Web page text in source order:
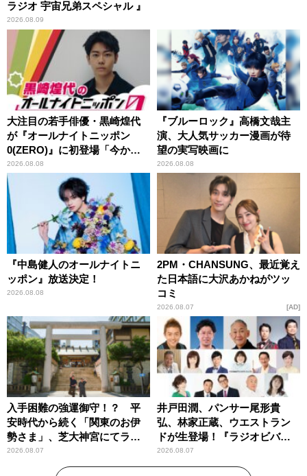
ラジオ 宇宙兄弟スペシャル 』
2026.08.09
大注目の若手俳優・黒崎煌代
が『オールナイトニッポン
0(ZERO)』に初登場「今から
とてもワクワクしておりま
す！」
2026.08.08
『ブルーロック』高橋文哉主
演、大人気サッカー漫画が待
望の実写映画に
2026.08.08
『中島健人のオールナイトニ
ッポン』放送決定！
2026.08.08
2PM・CHANSUNG、最近覚え
た日本語に大沢あかねがツッ
コミ
2026.08.07 AD
入手困難の強運御守！？ 平
安時代から続く「関東のお伊
勢さま」、芝大神宮にてラン
パンプスが合格祈願！
2026.08.07
井戸田潤、パンサー尾形貴
弘、林家正蔵、ウエストラン
ドが生登場！『ラジオビバリ
ー昼ズ』
2026.08.07